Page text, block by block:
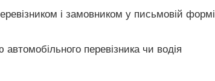
і замовником у письмовій формі
перевізника чи водія